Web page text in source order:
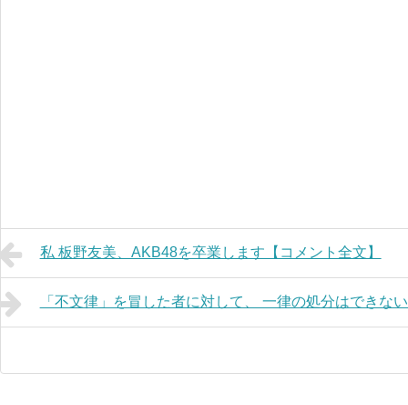
私 板野友美、AKB48を卒業します【コメント全文】
「不文律」を冒した者に対して、 一律の処分はできな